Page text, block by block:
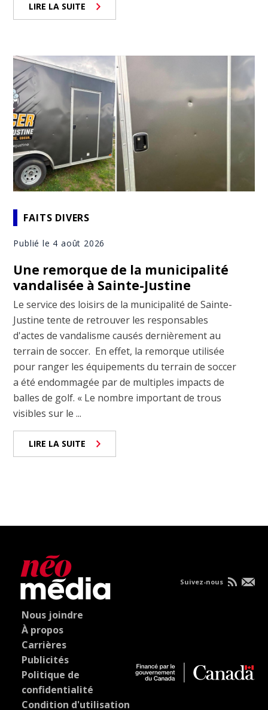
LIRE LA SUITE
FAITS DIVERS
Publié le 4 août 2026
Une remorque de la municipalité
vandalisée à Sainte-Justine
Le service des loisirs de la municipalité de Sainte-
Justine tente de retrouver les responsables
d'actes de vandalisme causés dernièrement au
terrain de soccer. En effet, la remorque utilisée
pour ranger les équipements du terrain de soccer
a été endommagée par de multiples impacts de
balles de golf. « Le nombre important de trous
visibles sur le ...
LIRE LA SUITE
Nous joindre
À propos
Carrières
Publicités
Politique de
confidentialité
Condition d'utilisation
Suivez-nous